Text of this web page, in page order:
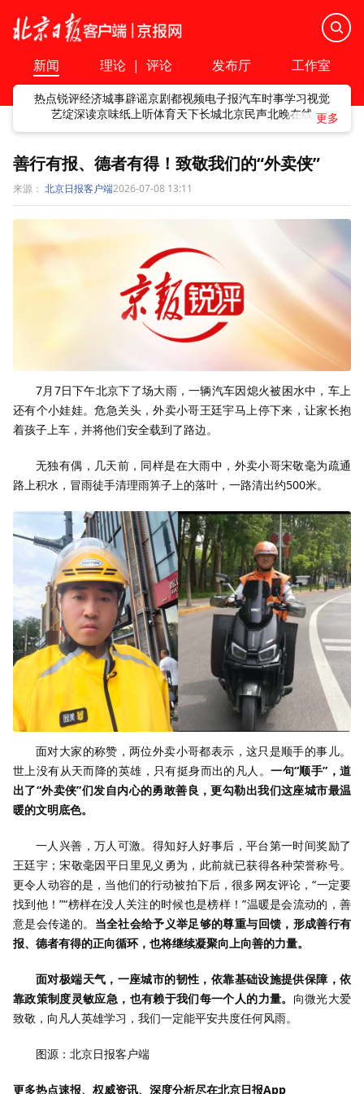
新闻 理论 | 评论 发布厅 工作室
热点锐评经济城事辟谣京剧都视频电子报汽车时事学习视觉
艺绽深读京味纸上听体育天下长城北京民声北晚在线
善行有报、德者有得！致敬我们的“外卖侠”
来源： 北京日报客户端2026-07-08 13:11
7月7日下午北京下了场大雨，一辆汽车因熄火被困水中，车上
还有个小娃娃。危急关头，外卖小哥王廷宇马上停下来，让家长抱
着孩子上车，并将他们安全载到了路边。
无独有偶，几天前，同样是在大雨中，外卖小哥宋敬毫为疏通
路上积水，冒雨徒手清理雨箅子上的落叶，一路清出约500米。
面对大家的称赞，两位外卖小哥都表示，这只是顺手的事儿。
世上没有从天而降的英雄，只有挺身而出的凡人。一句“顺手”，道
出了“外卖侠”们发自内心的勇敢善良，更勾勒出我们这座城市最温
暖的文明底色。
一人兴善，万人可激。得知好人好事后，平台第一时间奖励了
王廷宇；宋敬毫因平日里见义勇为，此前就已获得各种荣誉称号。
更令人动容的是，当他们的行动被拍下后，很多网友评论，“一定要
找到他！”“榜样在没人关注的时候也是榜样！”温暖是会流动的，善
意是会传递的。 当全社会给予义举足够的尊重与回馈，形成善行有
报、德者有得的正向循环，也将继续凝聚向上向善的力量。
面对极端天气，一座城市的韧性，依靠基础设施提供保障，依
靠政策制度灵敏应急，也有赖于我们每一个人的力量。 向微光大爱
致敬，向凡人英雄学习，我们一定能平安共度任何风雨。
图源：北京日报客户端
更多热点速报、权威资讯、深度分析尽在北京日报App